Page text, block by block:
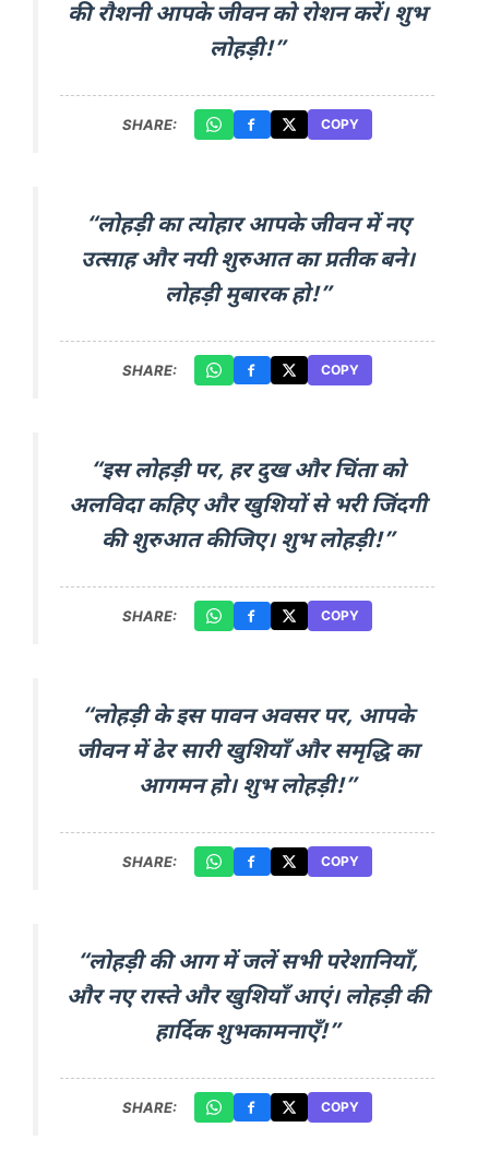
की रौशनी आपके जीवन को रोशन करें। शुभ
लोहड़ी!”
SHARE: COPY
“लोहड़ी का त्योहार आपके जीवन में नए
उत्साह और नयी शुरुआत का प्रतीक बने।
लोहड़ी मुबारक हो!”
SHARE: COPY
“इस लोहड़ी पर, हर दुख और चिंता को
अलविदा कहिए और खुशियों से भरी जिंदगी
की शुरुआत कीजिए। शुभ लोहड़ी!”
SHARE: COPY
“लोहड़ी के इस पावन अवसर पर, आपके
जीवन में ढेर सारी खुशियाँ और समृद्धि का
आगमन हो। शुभ लोहड़ी!”
SHARE: COPY
“लोहड़ी की आग में जलें सभी परेशानियाँ,
और नए रास्ते और खुशियाँ आएं। लोहड़ी की
हार्दिक शुभकामनाएँ!”
SHARE: COPY